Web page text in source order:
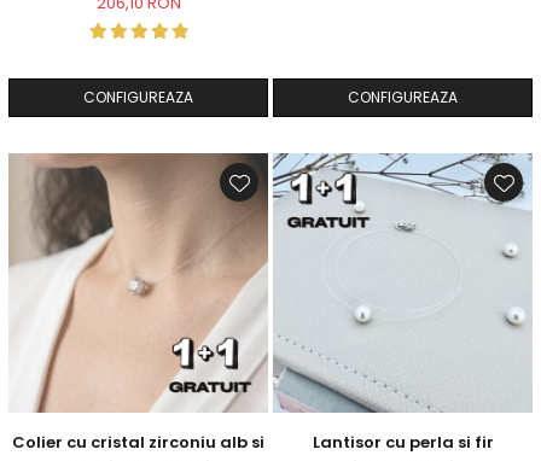
CONFIGUREAZA CONFIGUREAZA
Colier cu cristal zirconiu alb si
Lantisor cu perla si fir